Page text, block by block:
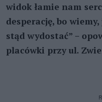
widok łamie nam
desperację, bo
stąd wydostać” –
placówki przy ul.